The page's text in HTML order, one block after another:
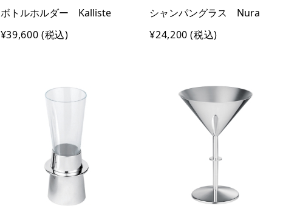
ボトルホルダー Kalliste
¥39,600 (税込)
シャンパングラス Nura
¥24,200 (税込)